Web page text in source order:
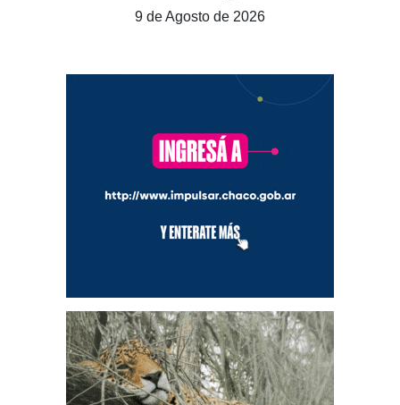
9 de Agosto de 2026